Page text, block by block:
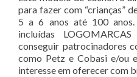
para fazer com “crianças”
5 a 6 anos até 100
incluídas
conseguir patrocinadores
como Petz e Cobasi e/ou
interesse em oferecer com